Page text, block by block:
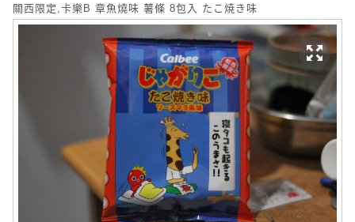
關西限定,卡樂B 章魚燒味 薯條 8包入 たこ焼き味